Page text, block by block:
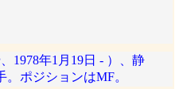
1978年1月19日 - ）、静
ポジションはMF。